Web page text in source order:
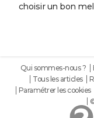
choisir un bon
Qui sommes-nous ?
Tous les articles
Paramétrer les cookies